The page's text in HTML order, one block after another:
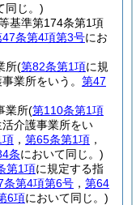
同じ。)
基準第174条第1項
47条第4項第3号にお
所(第82条第1項に規
業所をいう。 第47
業所(第110条第1項
介護事業所をい
項 ， 第65条第1項 ，
条において同じ。)
第1項に規定する指
条第4項第6号 ， 第64
6項において同じ。)